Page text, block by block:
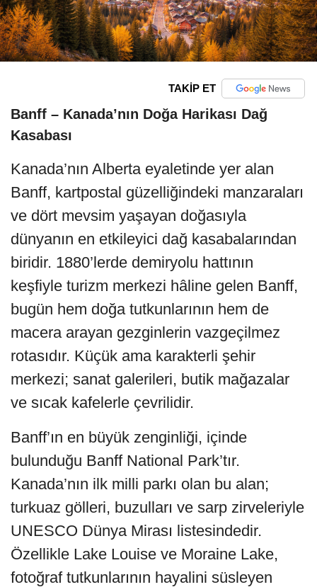
TAKİP ET
Banff – Kanada’nın Doğa Harikası Dağ
Kasabası
Kanada’nın Alberta eyaletinde yer alan
Banff, kartpostal güzelliğindeki manzaraları
ve dört mevsim yaşayan doğasıyla
dünyanın en etkileyici dağ kasabalarından
biridir. 1880’lerde demiryolu hattının
keşfiyle turizm merkezi hâline gelen Banff,
bugün hem doğa tutkunlarının hem de
macera arayan gezginlerin vazgeçilmez
rotasıdır. Küçük ama karakterli şehir
merkezi; sanat galerileri, butik mağazalar
ve sıcak kafelerle çevrilidir.
Banff’ın en büyük zenginliği, içinde
bulunduğu Banff National Park’tır.
Kanada’nın ilk milli parkı olan bu alan;
turkuaz gölleri, buzulları ve sarp zirveleriyle
UNESCO Dünya Mirası listesindedir.
Özellikle Lake Louise ve Moraine Lake,
fotoğraf tutkunlarının hayalini süsleyen